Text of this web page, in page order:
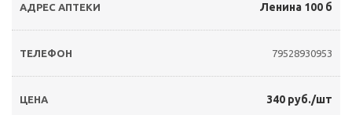
Ленина 100 б
79528930953
340 руб./шт